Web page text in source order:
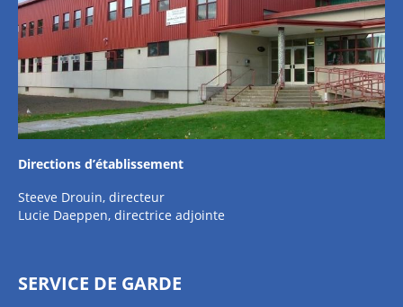
Directions d’établissement
Steeve Drouin, directeur
Lucie Daeppen, directrice adjointe
SERVICE DE GARDE